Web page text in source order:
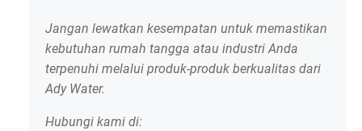
Jangan lewatkan kesempatan untuk memastikan
kebutuhan rumah tangga atau industri Anda
terpenuhi melalui produk-produk berkualitas dari
Ady Water.
Hubungi kami di: